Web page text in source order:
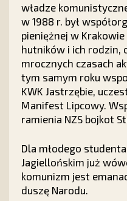
władze
w 1988 r. był
pieniężnej w
hutników i ich rodzin,
mrocznych czasach
tym samym roku
KWK Jastrzębie,
Manifest Lipcowy.
ramienia NZS bojkot
Dla młodego
Jagiellońskim już
komunizm jest
duszę Narodu.